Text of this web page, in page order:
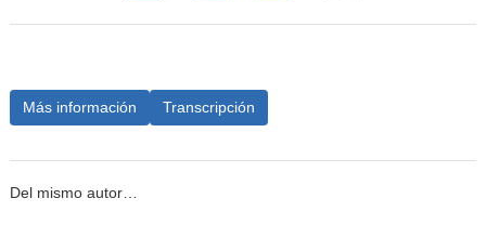
Más información Transcripción
Del mismo autor…